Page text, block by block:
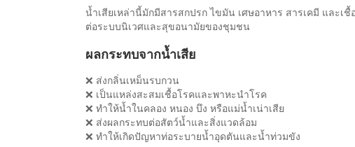
น้ำเสียเหล่านี้มักมีสารสกปรก ไขมัน เศษอาหาร สารเคมี และเ
ต่อระบบนิเวศและสุขอนามัยของชุมชน
ผลกระทบจากน้ำเสีย
❌ ส่งกลิ่นเหม็นรบกวน
❌ เป็นแหล่งสะสมเชื้อโรคและพาหะนำโรค
❌ ทำให้น้ำในคลอง หนอง บึง หรือแม่น้ำเน่าเสีย
❌ ส่งผลกระทบต่อสัตว์น้ำและสิ่งแวดล้อม
❌ ทำให้เกิดปัญหาท่อระบายน้ำอุดตันและน้ำท่วมขัง